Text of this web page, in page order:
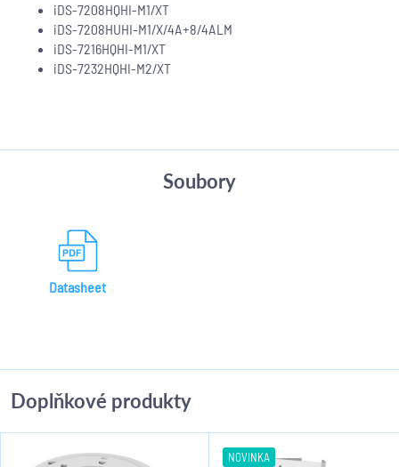
iDS-7208HQHI-M1/XT
iDS-7208HUHI-M1/X/4A+8/4ALM
iDS-7216HQHI-M1/XT
iDS-7232HQHI-M2/XT
Soubory
Datasheet
Doplňkové produkty
NOVINKA